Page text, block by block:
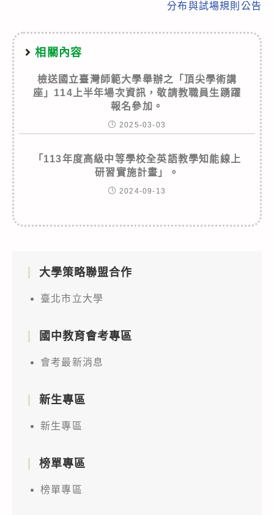
分布與試場規則公告
相關內容
檢送國立臺灣師範大學舉辦之「頂尖學術講
座」114上半年場次資訊，敬請教職員生踴躍
報名參加。
2025-03-03
「113年度高級中等學校全英語教學知能線上
研習實施計畫」。
2024-09-13
大學策略聯盟合作
臺北市立大學
國中教育會考專區
會考最新消息
新生專區
新生專區
榜單專區
榜單專區